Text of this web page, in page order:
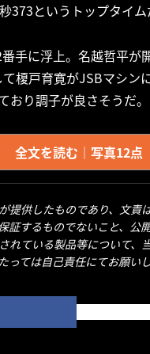
373というトップタイム
手に浮上。名越哲平が
榎戸育寛がJSBマシン
おり調子が良さそうだ。
全文を読む｜写真12
提供したものであり、文
証するものでないこと、
れている製品等について、
っては自己責任にてお願い